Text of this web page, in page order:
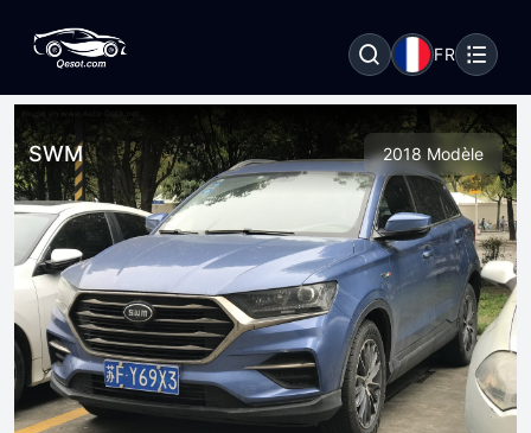
FR
SWM 2018 Modèle